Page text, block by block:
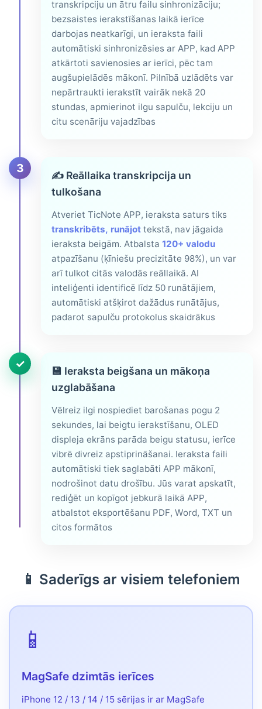
transkripciju un ātru failu sinhronizāciju;
bezsaistes ierakstīšanas laikā ierīce
darbojas neatkarīgi, un ieraksta faili
automātiski sinhronizēsies ar APP, kad APP
atkārtoti savienosies ar ierīci, pēc tam
augšupielādēs mākonī. Pilnībā uzlādēts var
nepārtraukti ierakstīt vairāk nekā 20
stundas, apmierinot ilgu sapulču, lekciju un
citu scenāriju vajadzības
3
✍️ Reāllaika transkripcija un
tulkošana
Atveriet TicNote APP, ieraksta saturs tiks
transkribēts, runājot tekstā, nav jāgaida
ieraksta beigām. Atbalsta 120+ valodu
atpazīšanu (ķīniešu precizitāte 98%), un var
arī tulkot citās valodās reāllaikā. AI
inteliģenti identificē līdz 50 runātājiem,
automātiski atšķirot dažādus runātājus,
padarot sapulču protokolus skaidrākus
✓
💾 Ieraksta beigšana un mākoņa
uzglabāšana
Vēlreiz ilgi nospiediet barošanas pogu 2
sekundes, lai beigtu ierakstīšanu, OLED
displeja ekrāns parāda beigu statusu, ierīce
vibrē divreiz apstiprināšanai. Ieraksta faili
automātiski tiek saglabāti APP mākonī,
nodrošinot datu drošību. Jūs varat apskatīt,
rediģēt un kopīgot jebkurā laikā APP,
atbalstot eksportēšanu PDF, Word, TXT un
citos formātos
📱 Saderīgs ar visiem telefoniem
📱
MagSafe dzimtās ierīces
iPhone 12 / 13 / 14 / 15 sērijas ir ar MagSafe